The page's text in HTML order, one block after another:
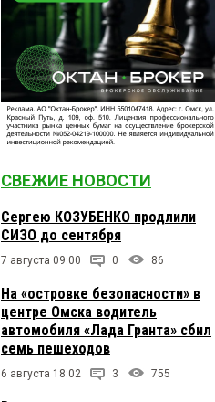
СВЕЖИЕ НОВОСТИ
Сергею КОЗУБЕНКО продлили
СИЗО до сентября
7 августа 09:00 0 86
На «островке безопасности» в
центре Омска водитель
автомобиля «Лада Гранта» сбил
семь пешеходов
6 августа 18:02 3 755